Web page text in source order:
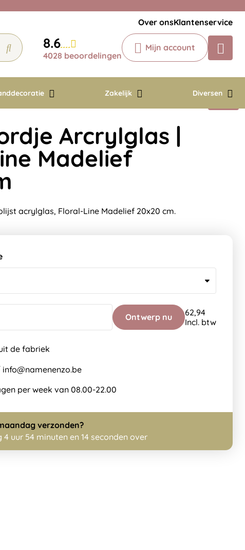
Over onsKlantenservice
8.6
4028 beoordelingen
Mijn account
Zakelijk Diversen
Chatbot
Chat 24/7 met onze chatbot voor
Contact
Arcrylglas |
Madelief
acrylglas, Floral-Line Madelief 20x20 cm.
Ontwerp nu
62,94
Incl. btw
de fabriek
per week van 08.00-22.00
verzonden?
4 uur 54 minuten en 14 seconden over